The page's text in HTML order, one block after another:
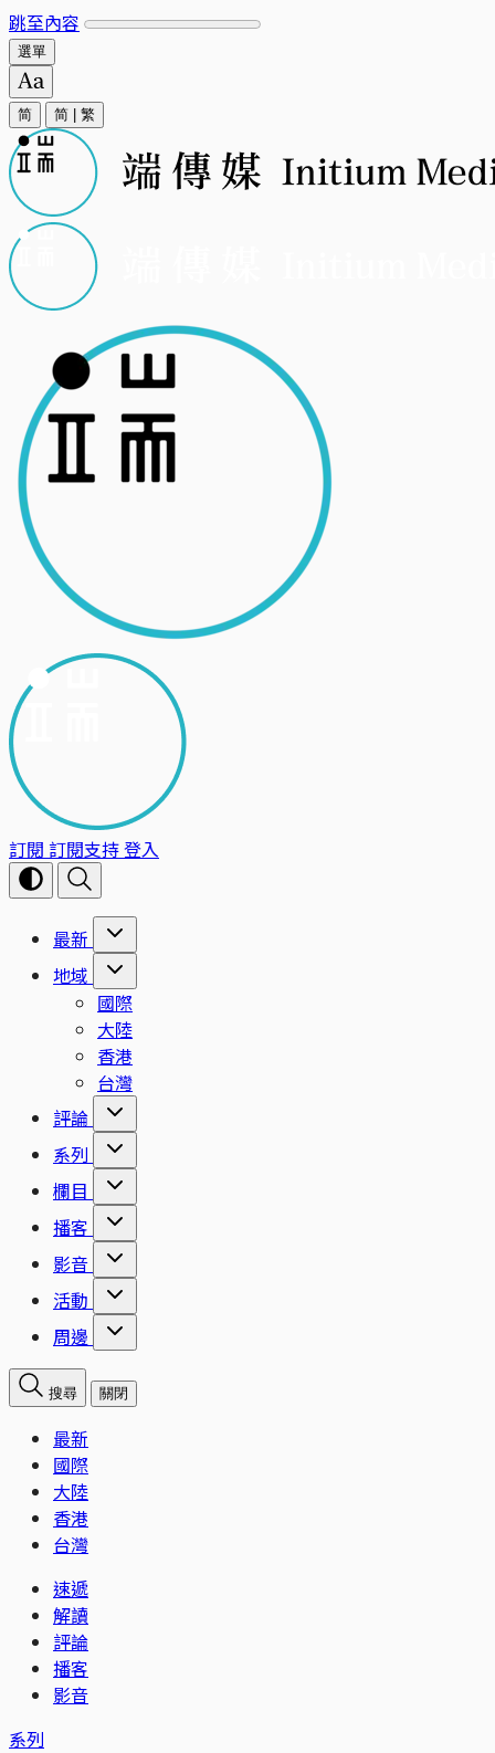
跳至內容
選單
简 简 繁
訂閱 訂閱支持登入
最新
地域
國際
大陸
香港
台灣
評論
系列
欄目
播客
影音
活動
周邊
搜尋 關閉
最新
國際
大陸
香港
台灣
速遞
解讀
評論
播客
影音
系列